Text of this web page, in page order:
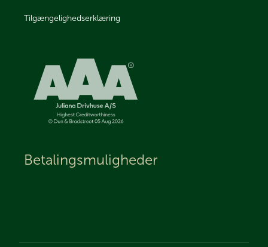
Tilgængelighedserklæring
Betalingsmuligheder